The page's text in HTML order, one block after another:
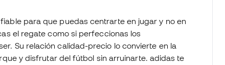
para que puedas centrarte en jugar y no en
el regate como si perfeccionas los
Su relación calidad-precio lo convierte en la
y disfrutar del fútbol sin arruinarte. adidas te